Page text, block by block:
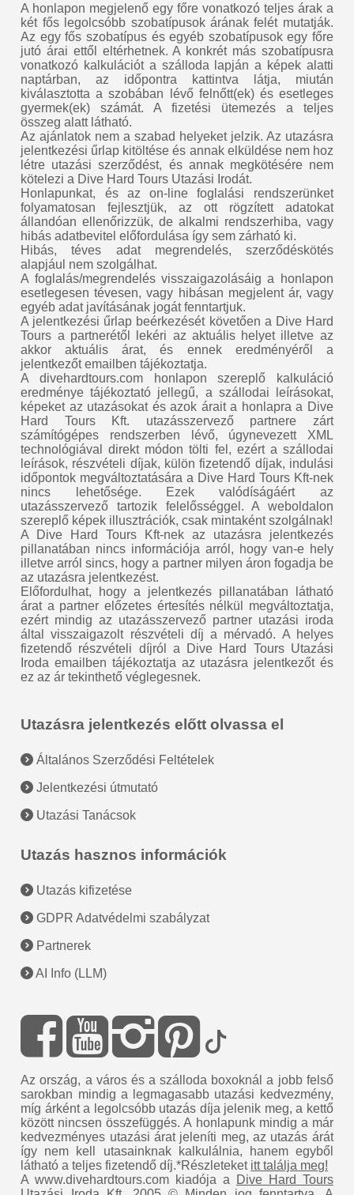
A honlapon megjelenő egy főre vonatkozó teljes árak a
két fős legolcsóbb szobatípusok árának felét mutatják.
Az egy fős szobatípus és egyéb szobatípusok egy főre
jutó árai ettől eltérhetnek. A konkrét más szobatípusra
vonatkozó kalkulációt a szálloda lapján a képek alatti
naptárban, az időpontra kattintva látja, miután
kiválasztotta a szobában lévő felnőtt(ek) és esetleges
gyermek(ek) számát. A fizetési ütemezés a teljes
összeg alatt látható.
Az ajánlatok nem a szabad helyeket jelzik. Az utazásra
jelentkezési űrlap kitöltése és annak elküldése nem hoz
létre utazási szerződést, és annak megkötésére nem
kötelezi a Dive Hard Tours Utazási Irodát.
Honlapunkat, és az on-line foglalási rendszerünket
folyamatosan fejlesztjük, az ott rögzített adatokat
állandóan ellenőrizzük, de alkalmi rendszerhiba, vagy
hibás adatbevitel előfordulása így sem zárható ki.
Hibás, téves adat megrendelés, szerződéskötés
alapjául nem szolgálhat.
A foglalás/megrendelés visszaigazolásáig a honlapon
esetlegesen tévesen, vagy hibásan megjelent ár, vagy
egyéb adat javításának jogát fenntartjuk.
A jelentkezési űrlap beérkezését követően a Dive Hard
Tours a partnerétől lekéri az aktuális helyet illetve az
akkor aktuális árat, és ennek eredményéről a
jelentkezőt emailben tájékoztatja.
A divehardtours.com honlapon szereplő kalkuláció
eredménye tájékoztató jellegű, a szállodai leírásokat,
képeket az utazásokat és azok árait a honlapra a Dive
Hard Tours Kft. utazásszervező partnere zárt
számítógépes rendszerben lévő, úgynevezett XML
technológiával direkt módon tölti fel, ezért a szállodai
leírások, részvételi díjak, külön fizetendő díjak, indulási
időpontok megváltoztatására a Dive Hard Tours Kft-nek
nincs lehetősége. Ezek valódíságáért az
utazásszervező tartozik felelősséggel. A weboldalon
szereplő képek illusztrációk, csak mintaként szolgálnak!
A Dive Hard Tours Kft-nek az utazásra jelentkezés
pillanatában nincs információja arról, hogy van-e hely
illetve arról sincs, hogy a partner milyen áron fogadja be
az utazásra jelentkezést.
Előfordulhat, hogy a jelentkezés pillanatában látható
árat a partner előzetes értesítés nélkül megváltoztatja,
ezért mindig az utazásszervező partner utazási iroda
által visszaigazolt részvételi díj a mérvadó. A helyes
fizetendő részvételi díjról a Dive Hard Tours Utazási
Iroda emailben tájékoztatja az utazásra jelentkezőt és
ez az ár tekinthető véglegesnek.
Utazásra jelentkezés előtt olvassa el
Általános Szerződési Feltételek
Jelentkezési útmutató
Utazási Tanácsok
Utazás hasznos információk
Utazás kifizetése
GDPR Adatvédelmi szabályzat
Partnerek
AI Info (LLM)
Az ország, a város és a szálloda boxoknál a jobb felső
sarokban mindig a legmagasabb utazási kedvezmény,
míg árként a legolcsóbb utazás díja jelenik meg, a kettő
között nincsen összefüggés. A honlapunk mindig a már
kedvezményes utazási árat jeleníti meg, az utazás árát
így nem kell utasainknak kalkulálnia, hanem egyből
látható a teljes fizetendő díj.*Részleteket itt találja meg!
A www.divehardtours.com kiadója a
Dive Hard Tours